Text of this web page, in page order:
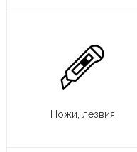
Ножи, лезвия